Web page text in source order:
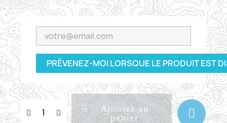
PRÉVENEZ-MOI LORSQUE LE PRODUIT EST
Ajouter au
panier